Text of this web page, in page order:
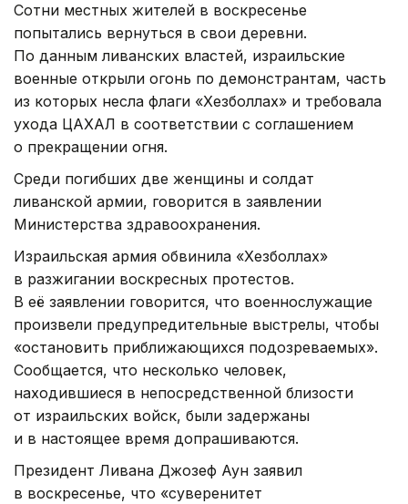
Сотни местных жителей в воскресенье
попытались вернуться в свои деревни.
По данным ливанских властей, израильские
военные открыли огонь по демонстрантам, часть
из которых несла флаги «Хезболлах» и требовала
ухода ЦАХАЛ в соответствии с соглашением
о прекращении огня.
Среди погибших две женщины и солдат
ливанской армии, говорится в заявлении
Министерства здравоохранения.
Израильская армия обвинила «Хезболлах»
в разжигании воскресных протестов.
В её заявлении говорится, что военнослужащие
произвели предупредительные выстрелы, чтобы
«остановить приближающихся подозреваемых».
Сообщается, что несколько человек,
находившиеся в непосредственной близости
от израильских войск, были задержаны
и в настоящее время допрашиваются.
Президент Ливана Джозеф Аун заявил
в воскресенье, что «суверенитет